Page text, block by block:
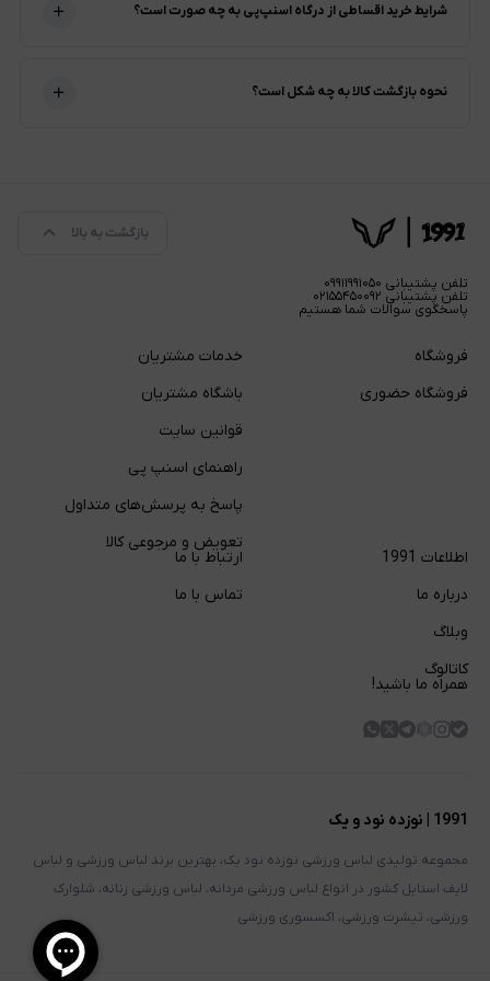
شرایط خرید اقساطی از درگاه اسنپ‌پی به چه صورت است؟
نحوه بازگشت کالا به چه شکل است؟
بازگشت به بالا
تلفن پشتیبانی ۰۹۹۱۱۹۹۱۰۵۰
تلفن پشتیبانی ۰۲۱۵۵۴۵۰۰۹۲
پاسخگوی سوالات شما هستیم
فروشگاه
فروشگاه حضوری
خدمات مشتریان
باشگاه مشتریان
قوانین سایت
راهنمای اسنپ پی
پاسخ به پرسش‌های متداول
تعویض و مرجوعی کالا
اطلاعات 1991
درباره ما
وبلاگ
کاتالوگ
ارتباط با ما
تماس با ما
همراه ما باشید!
1991 | نوزده نود و یک
مجموعه تولیدی لباس ورزشی نوزده نود یک، بهترین برند لباس ورزشی و لباس
لایف استایل کشور در انواع لباس ورزشی مردانه، لباس ورزشی زنانه، شلوارک
ورزشی، تیشرت ورزشی، اکسسوری ورزشی